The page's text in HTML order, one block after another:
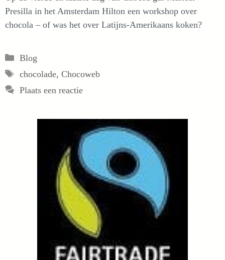
Presilla in het Amsterdam Hilton een workshop over
chocola – of was het over Latijns-Amerikaans koken?
Categorieën
Blog
Tags
chocolade, Chocoweb
Plaats een reactie